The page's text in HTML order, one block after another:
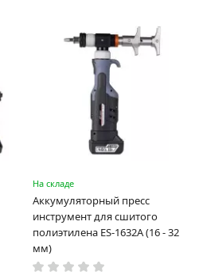
На складе
Аккумуляторный пресс
инструмент для сшитого
полиэтилена ES-1632A (16 - 32
мм)